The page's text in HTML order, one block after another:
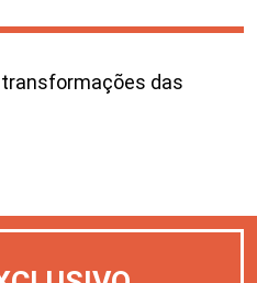
transformações das